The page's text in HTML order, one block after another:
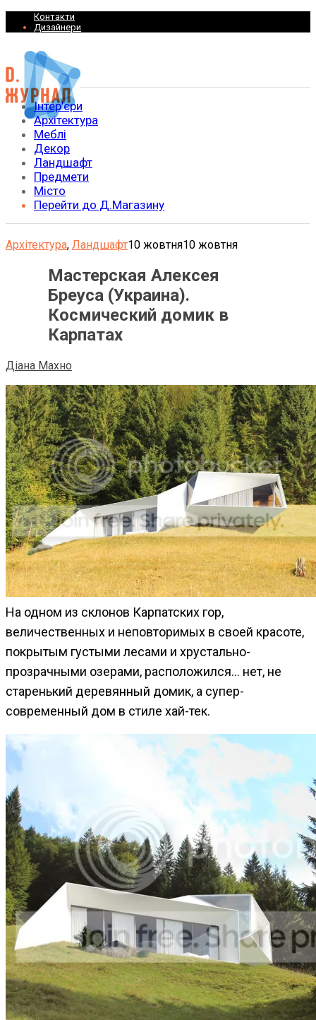
Контакти
Дизайнери
Інтер’єри
Архітектура
Меблі
Декор
Ландшафт
Предмети
Місто
Перейти до Д.Магазину
Архітектура, Ландшафт10 жовтня10 жовтня
Мастерская Алексея
Бреуса (Украина).
Космический домик в
Карпатах
Діана Махно
На одном из склонов Карпатских гор,
величественных и неповторимых в своей красоте,
покрытым густыми лесами и хрустально-
прозрачными озерами, расположился… нет, не
старенький деревянный домик, а супер-
современный дом в стиле хай-тек.